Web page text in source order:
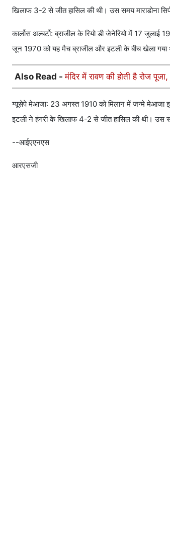
खिलाफ 3-2 से जीत हासिल की थी। उस समय माराडोना
कार्लोस अल्बर्टो: ब्राजील के रियो डी जेनेरियो में 17
जून 1970 को यह मैच ब्राजील और इटली के बीच खेला गया
Also Read -मंदिर में रावण की होती है रोज
ग्यूसेपे मेआजा: 23 अगस्त 1910 को मिलान में जन्मे मेआजा
इटली ने हंगरी के खिलाफ 4-2 से जीत हासिल की थी।
--आईएएनएस
आरएसजी